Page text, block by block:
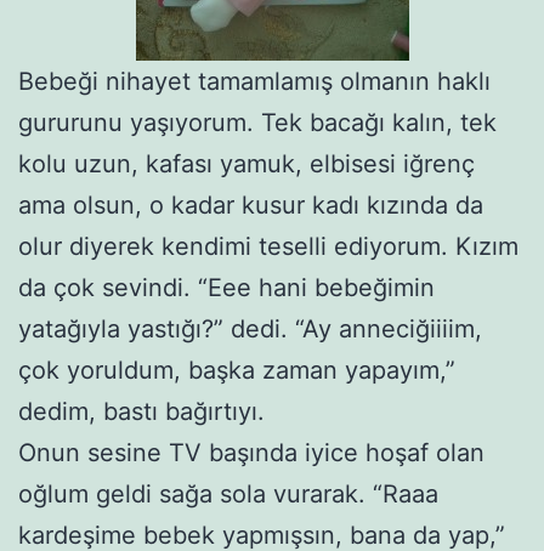
Bebeği nihayet tamamlamış olmanın haklı
gururunu yaşıyorum. Tek bacağı kalın, tek
kolu uzun, kafası yamuk, elbisesi iğrenç
ama olsun, o kadar kusur kadı kızında da
olur diyerek kendimi teselli ediyorum. Kızım
da çok sevindi. “Eee hani bebeğimin
yatağıyla yastığı?” dedi. “Ay anneciğiiiim,
çok yoruldum, başka zaman yapayım,”
dedim, bastı bağırtıyı.
Onun sesine TV başında iyice hoşaf olan
oğlum geldi sağa sola vurarak. “Raaa
kardeşime bebek yapmışsın, bana da yap,”